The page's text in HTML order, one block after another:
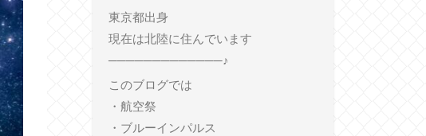
東京都出身
現在は北陸に住んでいます
─────────────♪
このブログでは
・航空祭
・ブルーインパルス